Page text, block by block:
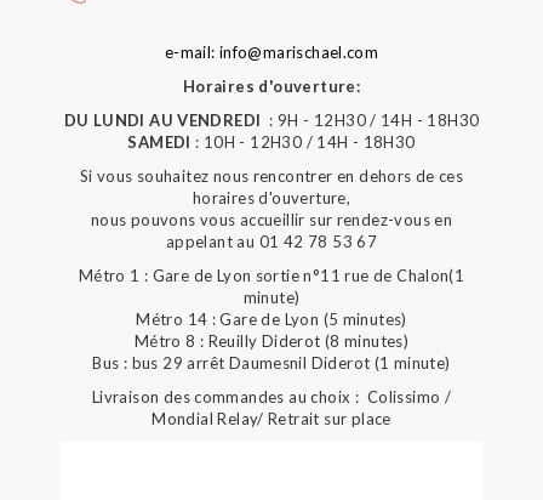
e-mail: info@marischael.com
Horaires d'ouverture:
DU LUNDI AU VENDREDI : 9H - 12H30 / 14H - 18H30
SAMEDI : 10H - 12H30 / 14H - 18H30
Si vous souhaitez nous rencontrer en dehors de ces
horaires d'ouverture,
nous pouvons vous accueillir sur rendez-vous en
appelant au 01 42 78 53 67
Métro 1 : Gare de Lyon sortie n°11 rue de Chalon(1
minute)
Métro 14 : Gare de Lyon (5 minutes)
Métro 8 : Reuilly Diderot (8 minutes)
Bus : bus 29 arrêt Daumesnil Diderot (1 minute)
Livraison des commandes au choix : Colissimo /
Mondial Relay/ Retrait sur place